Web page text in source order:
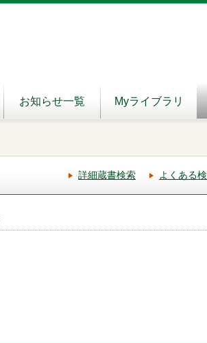
お知らせ一覧 Myライブラリ
詳細蔵書検索 よくある